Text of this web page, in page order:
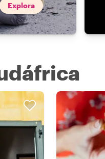
Explora